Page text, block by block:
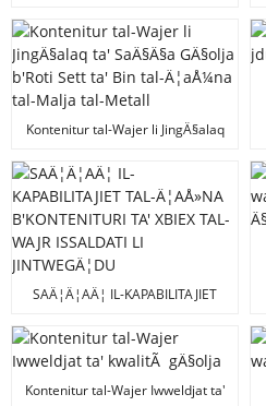
b'Malja tal-Wajer tal-Gauge 4
Kontenitur tal-Wajer li JingÄ§alaq
ta' Bin tal-Ä¦aÅ¼na tal-Malja tal-
Metall
SAÄ¦Ä¦AÄ¦ IL-KAPABILITAJIET
TA' XBIEX TAL-WAJR ISSALDATI LI
JINTWEGÄ¦DU
Kontenitur tal-Wajer Iwweldjat ta'